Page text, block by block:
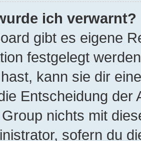
ich verwarnt?
gibt es eigene
festgelegt
kann sie dir
Entscheidung der
nichts mit
sofern du